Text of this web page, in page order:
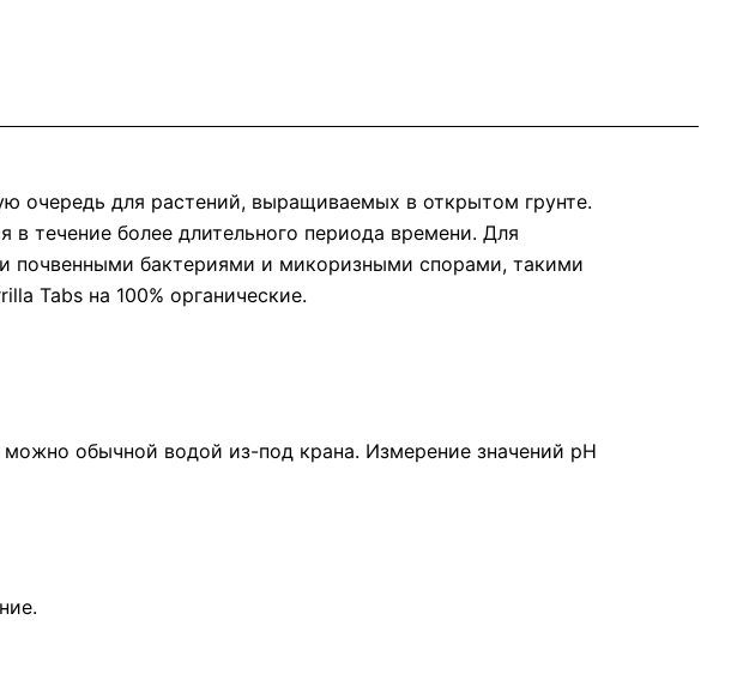
очередь для растений, выращиваемых в открытом грунте.
течение более длительного периода времени. Для
почвенными бактериями и микоризными спорами, такими
Tabs на 100% органические.
обычной водой из-под крана. Измерение значений pH